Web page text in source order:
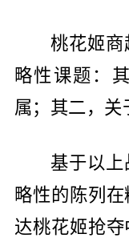
桃花姬
略性课题：
属；其二，关
基于以
略性的陈列
达桃花姬抢